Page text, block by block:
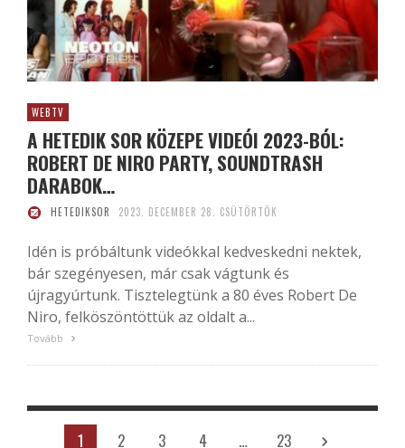
WEBTV
A HETEDIK SOR KÖZEPE VIDEÓI 2023-BÓL:
ROBERT DE NIRO PARTY, SOUNDTRASH
DARABOK…
HETEDIKSOR 2023. DECEMBER 28. CSÜTÖRTÖK
Idén is próbáltunk videókkal kedveskedni nektek,
bár szegényesen, már csak vágtunk és
újragyúrtunk. Tisztelegtünk a 80 éves Robert De
Niro, felköszöntöttük az oldalt a...
Tovább
1 2 3 4 … 23